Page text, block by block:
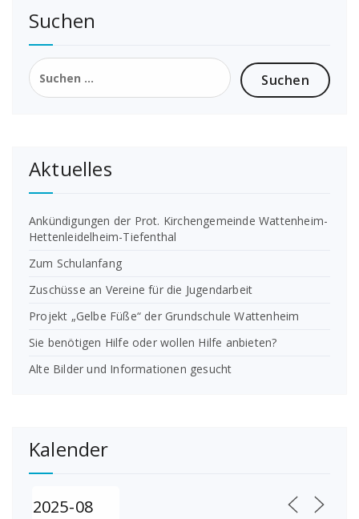
Suchen
Suchen
nach:
Aktuelles
Ankündigungen der Prot. Kirchengemeinde Wattenheim-
Hettenleidelheim-Tiefenthal
Zum Schulanfang
Zuschüsse an Vereine für die Jugendarbeit
Projekt „Gelbe Füße“ der Grundschule Wattenheim
Sie benötigen Hilfe oder wollen Hilfe anbieten?
Alte Bilder und Informationen gesucht
Kalender